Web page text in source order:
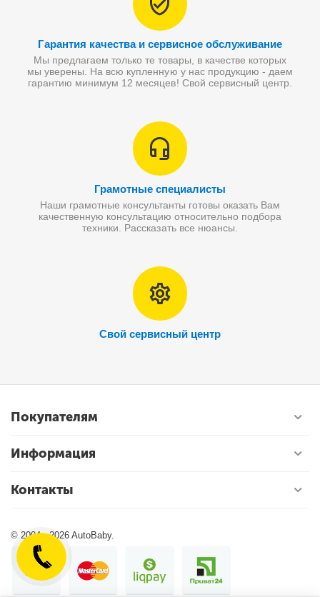
Гарантия качества и сервисное обслуживание
Мы предлагаем только те товары, в качестве которых
мы уверены. На всю купленную у нас продукцию - даем
гарантию минимум 12 месяцев! Свой сервисный центр.
Грамотные специалисты
Наши грамотные консультанты готовы оказать Вам
качественную консультацию относительно подбора
техники. Рассказать все нюансы.
Свой сервисный центр
Покупателям
Информация
Контакты
© 2004 - 2026 AutoBaby.